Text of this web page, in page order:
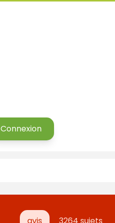
Connexion